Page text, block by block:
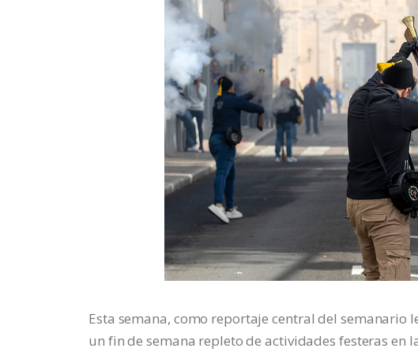
Esta semana, como reportaje central del semanario
un fin de semana repleto de actividades festeras en